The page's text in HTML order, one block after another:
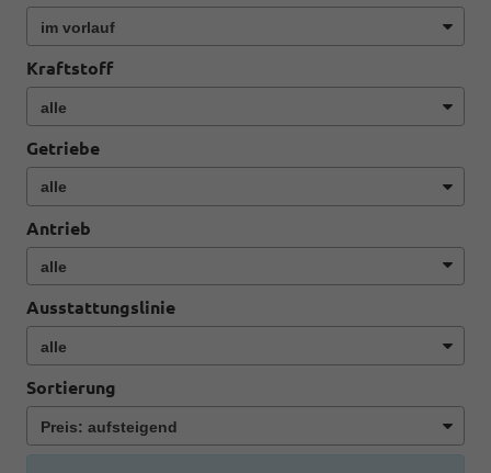
Kraftstoff
Getriebe
Antrieb
Ausstattungslinie
Sortierung